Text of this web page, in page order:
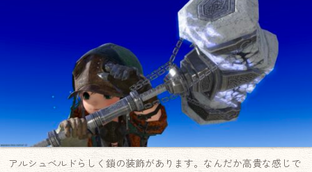
アルシュベルドらしく鎖の装飾があります。なんだか高貴な感じで